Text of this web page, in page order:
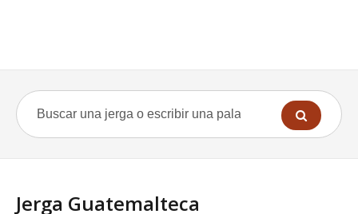
Jerga Guatemalteca